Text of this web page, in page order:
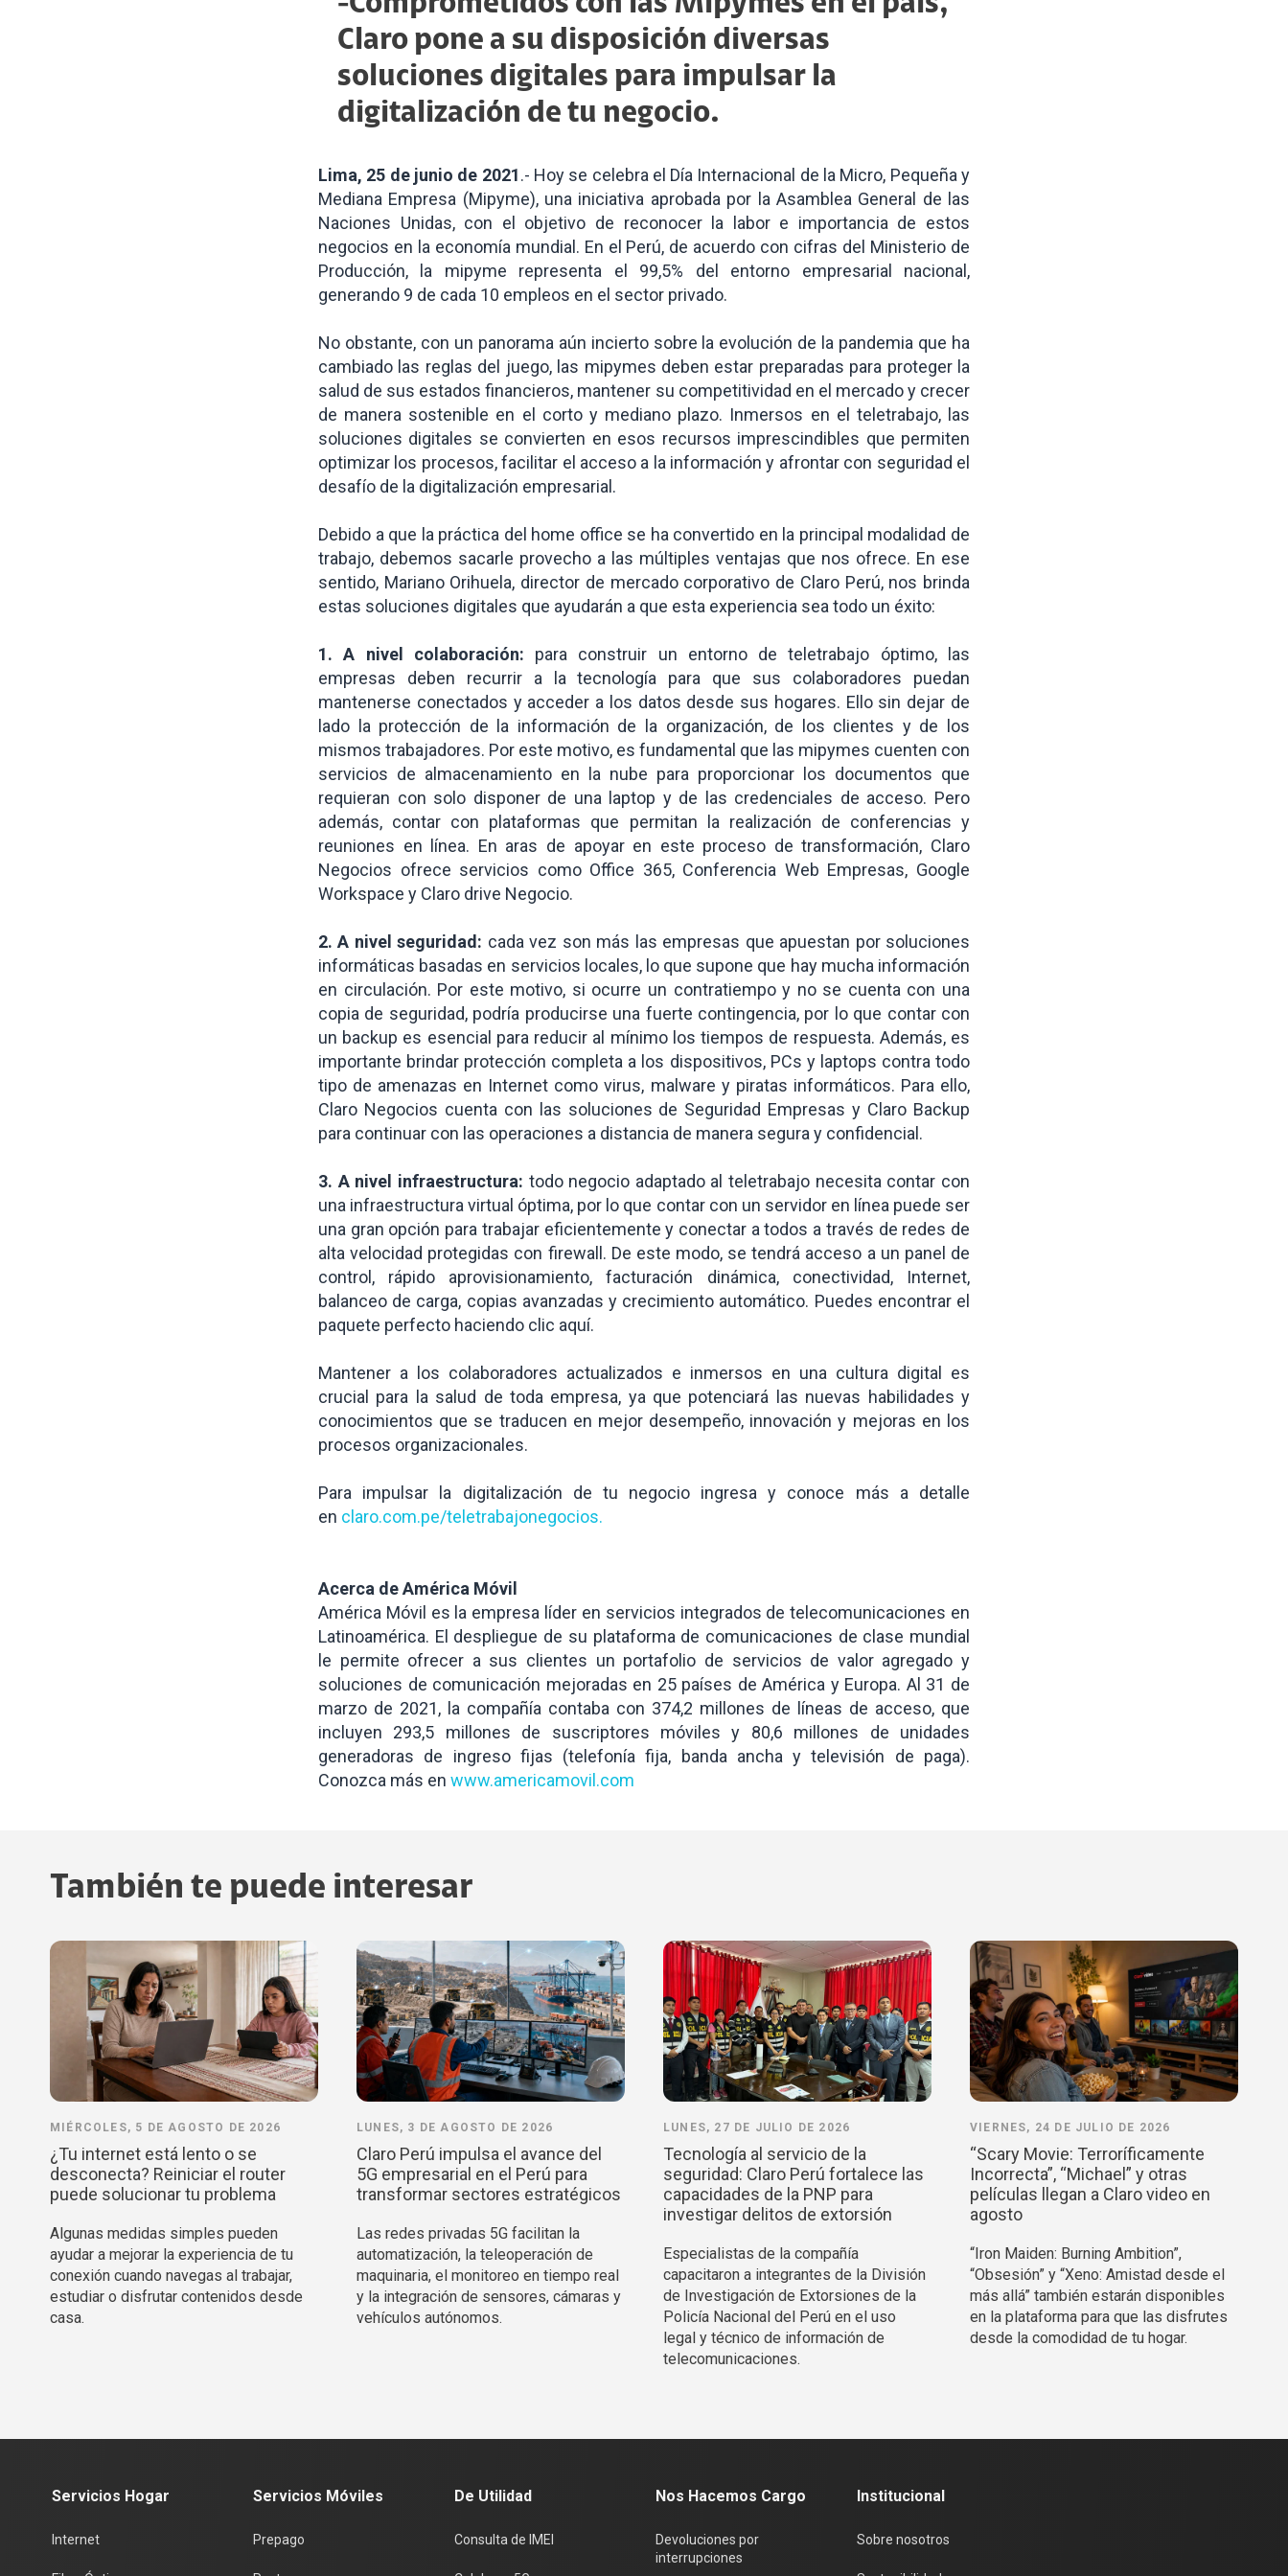
Claro pone a su disposición diversas
soluciones digitales para impulsar la
digitalización de tu negocio.
Lima, 25 de junio de 2021.- Hoy se celebra el Día Internacional de la Micro, Pequeña y
Mediana Empresa (Mipyme), una iniciativa aprobada por la Asamblea General de las
Naciones Unidas, con el objetivo de reconocer la labor e importancia de estos
negocios en la economía mundial. En el Perú, de acuerdo con cifras del Ministerio de
Producción, la mipyme representa el 99,5% del entorno empresarial nacional,
generando 9 de cada 10 empleos en el sector privado.
No obstante, con un panorama aún incierto sobre la evolución de la pandemia que ha
cambiado las reglas del juego, las mipymes deben estar preparadas para proteger la
salud de sus estados financieros, mantener su competitividad en el mercado y crecer
de manera sostenible en el corto y mediano plazo. Inmersos en el teletrabajo, las
soluciones digitales se convierten en esos recursos imprescindibles que permiten
optimizar los procesos, facilitar el acceso a la información y afrontar con seguridad el
desafío de la digitalización empresarial.
Debido a que la práctica del home office se ha convertido en la principal modalidad de
trabajo, debemos sacarle provecho a las múltiples ventajas que nos ofrece. En ese
sentido, Mariano Orihuela, director de mercado corporativo de Claro Perú, nos brinda
estas soluciones digitales que ayudarán a que esta experiencia sea todo un éxito:
1. A nivel colaboración: para construir un entorno de teletrabajo óptimo, las
empresas deben recurrir a la tecnología para que sus colaboradores puedan
mantenerse conectados y acceder a los datos desde sus hogares. Ello sin dejar de
lado la protección de la información de la organización, de los clientes y de los
mismos trabajadores. Por este motivo, es fundamental que las mipymes cuenten con
servicios de almacenamiento en la nube para proporcionar los documentos que
requieran con solo disponer de una laptop y de las credenciales de acceso. Pero
además, contar con plataformas que permitan la realización de conferencias y
reuniones en línea. En aras de apoyar en este proceso de transformación, Claro
Negocios ofrece servicios como Office 365, Conferencia Web Empresas, Google
Workspace y Claro drive Negocio.
2. A nivel seguridad: cada vez son más las empresas que apuestan por soluciones
informáticas basadas en servicios locales, lo que supone que hay mucha información
en circulación. Por este motivo, si ocurre un contratiempo y no se cuenta con una
copia de seguridad, podría producirse una fuerte contingencia, por lo que contar con
un backup es esencial para reducir al mínimo los tiempos de respuesta. Además, es
importante brindar protección completa a los dispositivos, PCs y laptops contra todo
tipo de amenazas en Internet como virus, malware y piratas informáticos. Para ello,
Claro Negocios cuenta con las soluciones de Seguridad Empresas y Claro Backup
para continuar con las operaciones a distancia de manera segura y confidencial.
3. A nivel infraestructura: todo negocio adaptado al teletrabajo necesita contar con
una infraestructura virtual óptima, por lo que contar con un servidor en línea puede ser
una gran opción para trabajar eficientemente y conectar a todos a través de redes de
alta velocidad protegidas con firewall. De este modo, se tendrá acceso a un panel de
control, rápido aprovisionamiento, facturación dinámica, conectividad, Internet,
balanceo de carga, copias avanzadas y crecimiento automático. Puedes encontrar el
paquete perfecto haciendo clic aquí.
Mantener a los colaboradores actualizados e inmersos en una cultura digital es
crucial para la salud de toda empresa, ya que potenciará las nuevas habilidades y
conocimientos que se traducen en mejor desempeño, innovación y mejoras en los
procesos organizacionales.
Para impulsar la digitalización de tu negocio ingresa y conoce más a detalle
en claro.com.pe/teletrabajonegocios.
Acerca de América Móvil
América Móvil es la empresa líder en servicios integrados de telecomunicaciones en
Latinoamérica. El despliegue de su plataforma de comunicaciones de clase mundial
le permite ofrecer a sus clientes un portafolio de servicios de valor agregado y
soluciones de comunicación mejoradas en 25 países de América y Europa. Al 31 de
marzo de 2021, la compañía contaba con 374,2 millones de líneas de acceso, que
incluyen 293,5 millones de suscriptores móviles y 80,6 millones de unidades
generadoras de ingreso fijas (telefonía fija, banda ancha y televisión de paga).
Conozca más en www.americamovil.com
También te puede interesar
MIÉRCOLES, 5 DE AGOSTO DE 2026
¿Tu internet está lento o se
desconecta? Reiniciar el router
puede solucionar tu problema
Algunas medidas simples pueden
ayudar a mejorar la experiencia de tu
conexión cuando navegas al trabajar,
estudiar o disfrutar contenidos desde
casa.
LUNES, 3 DE AGOSTO DE 2026
Claro Perú impulsa el avance del
5G empresarial en el Perú para
transformar sectores estratégicos
Las redes privadas 5G facilitan la
automatización, la teleoperación de
maquinaria, el monitoreo en tiempo real
y la integración de sensores, cámaras y
vehículos autónomos.
LUNES, 27 DE JULIO DE 2026
Tecnología al servicio de la
seguridad: Claro Perú fortalece las
capacidades de la PNP para
investigar delitos de extorsión
Especialistas de la compañía
capacitaron a integrantes de la División
de Investigación de Extorsiones de la
Policía Nacional del Perú en el uso
legal y técnico de información de
telecomunicaciones.
VIERNES, 24 DE JULIO DE 2026
“Scary Movie: Terroríficamente
Incorrecta”, “Michael” y otras
películas llegan a Claro video en
agosto
“Iron Maiden: Burning Ambition”,
“Obsesión” y “Xeno: Amistad desde el
más allá” también estarán disponibles
en la plataforma para que las disfrutes
desde la comodidad de tu hogar.
Servicios Hogar
Internet
Servicios Móviles
Prepago
De Utilidad
Consulta de IMEI
Nos Hacemos Cargo
Devoluciones por
interrupciones
Institucional
Sobre nosotros